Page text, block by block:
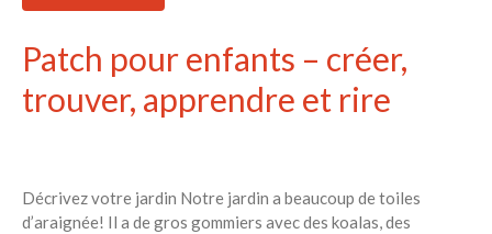
Patch pour enfants – créer,
trouver, apprendre et rire
Décrivez votre jardin Notre jardin a beaucoup de toiles
d’araignée! Il a de gros gommiers avec des koalas, des